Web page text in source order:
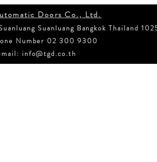
บานเลื่อนเข้ามุม ข่าวสั้น ระบบขับเค
Doors Co., Ltd.
Suanluang Bangkok Thailand
Number 02 300 9300
info@tgd.co.th